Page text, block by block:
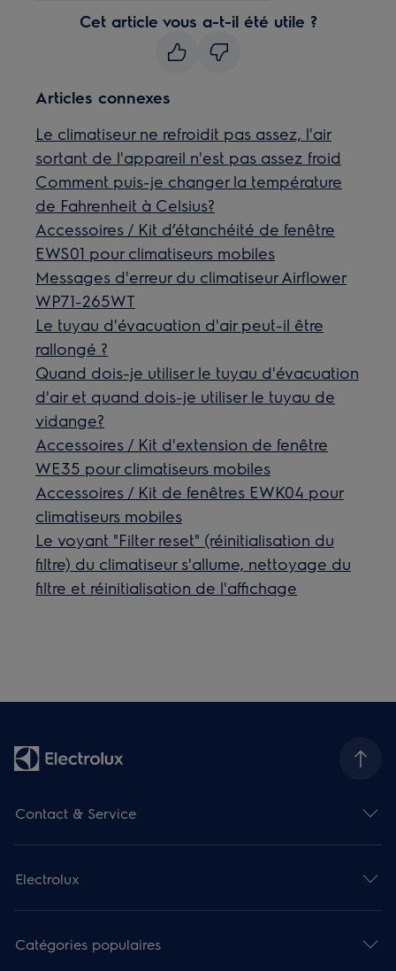
Cet article vous a-t-il été utile ?
Articles connexes
Le climatiseur ne refroidit pas assez, l'air
sortant de l'appareil n'est pas assez froid
Comment puis-je changer la température
de Fahrenheit à Celsius?
Accessoires / Kit d’étanchéité de fenêtre
EWS01 pour climatiseurs mobiles
Messages d'erreur du climatiseur Airflower
WP71-265WT
Le tuyau d'évacuation d'air peut-il être
rallongé ?
Quand dois-je utiliser le tuyau d'évacuation
d'air et quand dois-je utiliser le tuyau de
vidange?
Accessoires / Kit d'extension de fenêtre
WE35 pour climatiseurs mobiles
Accessoires / Kit de fenêtres EWK04 pour
climatiseurs mobiles
Le voyant "Filter reset" (réinitialisation du
filtre) du climatiseur s'allume, nettoyage du
filtre et réinitialisation de l'affichage
Contact & Service
Electrolux
Catégories populaires